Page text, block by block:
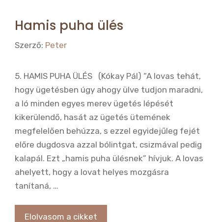
Hamis puha ülés
Szerző: Peter
5. HAMIS PUHA ÜLÉS (Kókay Pál) “A lovas tehát,
hogy ügetésben úgy ahogy ülve tudjon maradni,
a ló minden egyes merev ügetés lépését
kikerülendő, hasát az ügetés ütemének
megfelelően behúzza, s ezzel egyidejűleg fejét
előre dugdosva azzal bólintgat, csizmával pedig
kalapál. Ezt „hamis puha ülésnek” hívjuk. A lovas
ahelyett, hogy a lovat helyes mozgásra
tanítaná, …
Elolvasom a cikket